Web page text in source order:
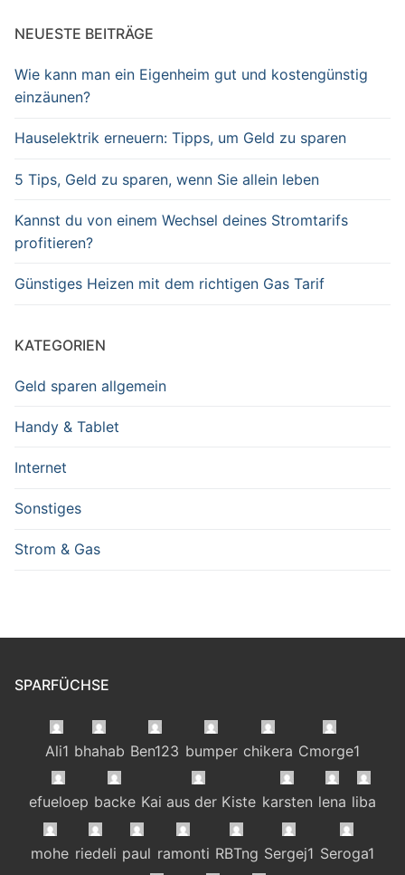
NEUESTE BEITRÄGE
Wie kann man ein Eigenheim gut und kostengünstig
einzäunen?
Hauselektrik erneuern: Tipps, um Geld zu sparen
5 Tips, Geld zu sparen, wenn Sie allein leben
Kannst du von einem Wechsel deines Stromtarifs
profitieren?
Günstiges Heizen mit dem richtigen Gas Tarif
KATEGORIEN
Geld sparen allgemein
Handy & Tablet
Internet
Sonstiges
Strom & Gas
SPARFÜCHSE
Ali1 bhahab Ben123 bumper chikera Cmorge1
efueloep backe Kai aus der Kiste karsten lena liba
mohe riedeli paul ramonti RBTng Sergej1 Seroga1